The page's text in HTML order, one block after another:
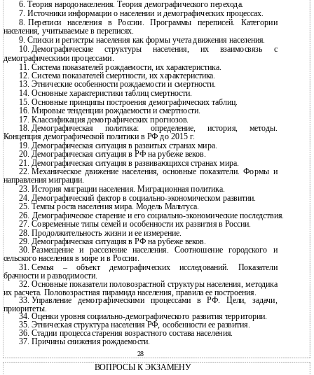
6. Теория народонаселения. Теория демографического перехода.
7. Источники информации о населении и демографических процессах.
8. Переписи населения в России. Программы переписей. Категории
населения, учитываемые в переписях.
9. Списки и регистры населения как формы учета движения населения.
10. Демографические структуры населения, их взаимосвязь с
демографическими процессами.
11.
Система показателей рождаемости, их характеристика.
12. Система показателей смертности, их характеристика.
13. Этнические особенности рождаемости и смертности.
14. Основные характеристики таблиц смертности.
15. Основные принципы построения демографических таблиц.
16. Мировые тенденции рождаемости и смертности.
17. Классификация демографических прогнозов.
18. Демографическая политика: определение, история, методы.
Концепция демографической политики в РФ до 2015 г.
19. Демографическая ситуация в развитых странах мира.
20. Демографическая ситуация в РФ на рубеже веков.
21. Демографическая ситуация в развивающихся странах мира.
22. Механическое движение населения, основные показатели. Формы и
направления миграции.
23. История миграции населения. Миграционная политика.
24. Демографический фактор в социально-экономическом развитии.
25. Темпы роста населения мира. Модель Мальтуса.
26. Демографическое старение и егосоциально-экономические последствия.
27. Современные типы семей и особенности их развития в России.
28. Продолжительность жизни и ее измерение.
29. Демографическая ситуация в РФ на рубеже веков.
30. Размещение и расселение населения. Соотношение городского и
сельского населения в мире и в России.
31.
Семья – объект демографических исследований. Показатели
брачности и разводимости.
32. Основные показатели половозрастной структуры населения, методика
их расчета. Половозрастная пирамида населения, правила ее построения.
33. Управление демографическими процессами в РФ. Цели, задачи,
приоритеты.
34. Оценки уровнясоциально-демографического развития территории.
35. Этническая структура населения РФ, особенности ее развития.
36. Стадии процесса старения возрастного состава населения.
37. Причины снижения рождаемости.
28
ВОПРОСЫ К ЭКЗАМЕНУ